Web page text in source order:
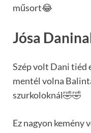
műsort😂
Jósa
Szép volt Dani tiéd
mentél volna
szurkoloknál🤣🤣
Ez nagyon kemény